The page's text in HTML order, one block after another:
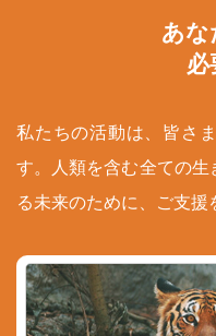
あな
必
私たちの活動は、皆さ
す。人類を含む全ての
る未来のために、ご支援